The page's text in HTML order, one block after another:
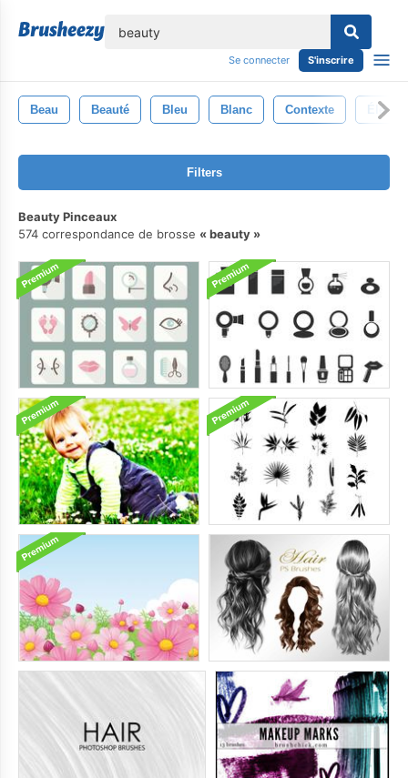
Se connecter S'inscrire
Beau Beauté Bleu Blanc Contexte
Filters
Beauty Pinceaux
574 correspondance de brosse
beauty